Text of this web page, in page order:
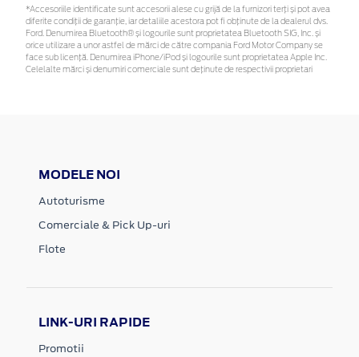
*Accesoriile identificate sunt accesorii alese cu grijă de la furnizori terți și pot avea
diferite condiții de garanție, iar detaliile acestora pot fi obținute de la dealerul dvs.
Ford. Denumirea Bluetooth® și logourile sunt proprietatea Bluetooth SIG, Inc. și
orice utilizare a unor astfel de mărci de către compania Ford Motor Company se
face sub licență. Denumirea iPhone/iPod și logourile sunt proprietatea Apple Inc.
Celelalte mărci și denumiri comerciale sunt deținute de respectivii proprietari
MODELE NOI
Autoturisme
Comerciale & Pick Up-uri
Flote
LINK-URI RAPIDE
Promotii